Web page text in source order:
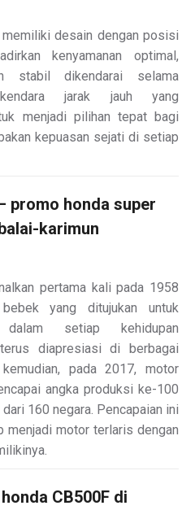
desain dengan posisi
kenyamanan optimal,
stabil dikendarai selama
jarak jauh yang
menjadi pilihan tepat bagi
kepuasan sejati di setiap
promo honda super
karimun
pertama kali pada 1958
yang ditujukan untuk
dalam setiap kehidupan
diapresiasi di berbagai
pada 2017, motor
angka produksi ke-100
160 negara. Pencapaian ini
menjadi motor terlaris dengan
CB500F di